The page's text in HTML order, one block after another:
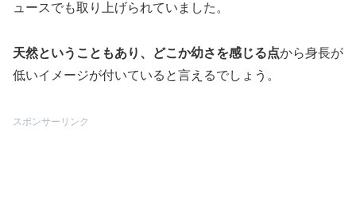
ュースでも取り上げられていました。
天然ということもあり、どこか幼さを感じる点から身長が
低いイメージが付いていると言えるでしょう。
スポンサーリンク